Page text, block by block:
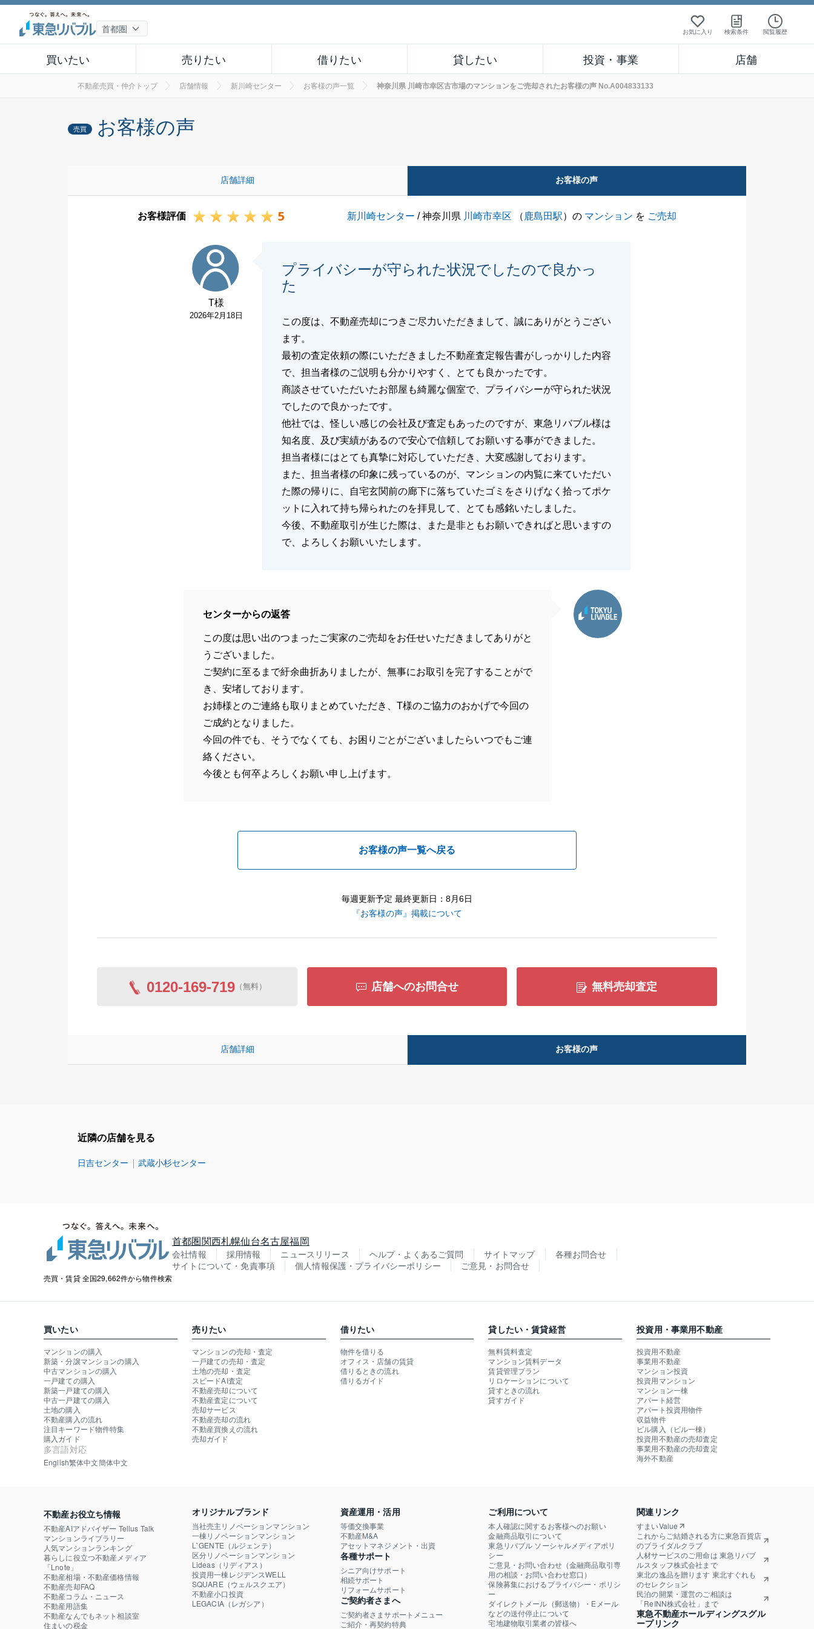
お気に入り 検索条件 閲覧履歴
買いたい 売りたい 借りたい 貸したい 投資・事業 店舗
不動産売買・仲介トップ 店舗情報 新川崎センター お客様の声一覧 神奈川県 川崎市幸区古市場のマンションをご売却されたお客様の声 No.A004833133
売買 お客様の声
店舗詳細 お客様の声
お客様評価 5 新川崎センター / 神奈川県 川崎市幸区 （ 鹿島田駅）の マンション を ご売却
T様
2026年2月18日
プライバシーが守られた状況でしたので良かっ
た
この度は、不動産売却につきご尽力いただきまして、誠にありがとうござい
ます。
最初の査定依頼の際にいただきました不動産査定報告書がしっかりした内容
で、担当者様のご説明も分かりやすく、とても良かったです。
商談させていただいたお部屋も綺麗な個室で、プライバシーが守られた状況
でしたので良かったです。
他社では、怪しい感じの会社及び査定もあったのですが、東急リバブル様は
知名度、及び実績があるので安心で信頼してお願いする事ができました。
担当者様にはとても真摯に対応していただき、大変感謝しております。
また、担当者様の印象に残っているのが、マンションの内覧に来ていただい
た際の帰りに、自宅玄関前の廊下に落ちていたゴミをさりげなく拾ってポケ
ットに入れて持ち帰られたのを拝見して、とても感銘いたしました。
今後、不動産取引が生じた際は、また是非ともお願いできればと思いますの
で、よろしくお願いいたします。
センターからの返答
この度は思い出のつまったご実家のご売却をお任せいただきましてありがと
うございました。
ご契約に至るまで紆余曲折ありましたが、無事にお取引を完了することがで
き、安堵しております。
お姉様とのご連絡も取りまとめていただき、T様のご協力のおかげで今回の
ご成約となりました。
今回の件でも、そうでなくても、お困りごとがございましたらいつでもご連
絡ください。
今後とも何卒よろしくお願い申し上げます。
お客様の声一覧へ戻る
毎週更新予定 最終更新日：8月6日
『お客様の声』掲載について
0120-169-719（無料） 店舗へのお問合せ 無料売却査定
店舗詳細 お客様の声
近隣の店舗を見る
日吉センター 武蔵小杉センター
売買・賃貸 全国29,662件から物件検索
首都圏関西札幌仙台名古屋福岡
会社情報 採用情報 ニュースリリース ヘルプ・よくあるご質問 サイトマップ
各種お問合せ
サイトについて・免責事項
個人情報保護・プライバシーポリシー ご意見・お問合せ
買いたい
マンションの購入
新築・分譲マンションの購入
中古マンションの購入
一戸建ての購入
新築一戸建ての購入
中古一戸建ての購入
土地の購入
不動産購入の流れ
注目キーワード物件特集
購入ガイド
多言語対応
English繁体中文簡体中文
売りたい
マンションの売却・査定
一戸建ての売却・査定
土地の売却・査定
スピードAI査定
不動産売却について
不動産査定について
売却サービス
不動産売却の流れ
不動産買換えの流れ
売却ガイド
借りたい
物件を借りる
オフィス・店舗の賃貸
借りるときの流れ
借りるガイド
貸したい・賃貸経営
無料賃料査定
マンション賃料データ
賃貸管理プラン
リロケーションについて
貸すときの流れ
貸すガイド
投資用・事業用不動産
投資用不動産
事業用不動産
マンション投資
投資用マンション
マンション一棟
アパート経営
アパート投資用物件
収益物件
ビル購入（ビル一棟）
投資用不動産の売却査定
事業用不動産の売却査定
海外不動産
不動産お役立ち情報
不動産AIアドバイザー Tellus Talk
マンションライブラリー
人気マンションランキング
暮らしに役立つ不動産メディア
「Lnote」
不動産相場・不動産価格情報
不動産売却FAQ
不動産コラム・ニュース
不動産用語集
不動産なんでもネット相談室
住まいの税金
オリジナルブランド
当社売主リノベーションマンション
一棟リノベーションマンション
L`GENTE（ルジェンテ）
区分リノベーションマンション
Lideas（リディアス）
投資用一棟レジデンスWELL
SQUARE（ウェルスクエア）
不動産小口投資
LEGACIA（レガシア）
資産運用・活用
等価交換事業
不動産M&A
アセットマネジメント・出資
各種サポート
シニア向けサポート
相続サポート
リフォームサポート
ご契約者さまへ
ご契約者さまサポートメニュー
ご紹介・再契約特典
ご利用について
本人確認に関するお客様へのお願い
金融商品取引について
東急リバブル ソーシャルメディアポリ
シー
ご意見・お問い合わせ（金融商品取引専
用の相談・お問い合わせ窓口）
保険募集におけるプライバシー・ポリシ
ー
ダイレクトメール（郵送物）・Eメール
などの送付停止について
宅地建物取引業者の皆様へ
関連リンク
すまいValue
これからご結婚される方に東急百貨店
のブライダルクラブ
人材サービスのご用命は 東急リバブ
ルスタッフ株式会社まで
東北の逸品を贈ります 東北すぐれも
のセレクション
民泊の開業・運営のご相談は
「ReINN株式会社」まで
東急不動産ホールディングスグル
ープリンク